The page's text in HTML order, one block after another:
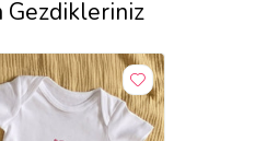
Gezdikleriniz